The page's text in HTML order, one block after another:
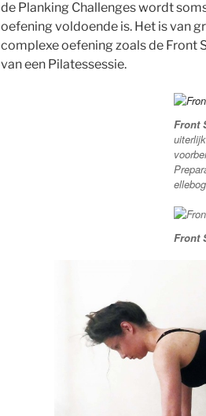
de Planking Challenges wordt
oefening voldoende is. Het is van
complexe oefening zoals de Front
van een Pilatessessie.
Front
Front